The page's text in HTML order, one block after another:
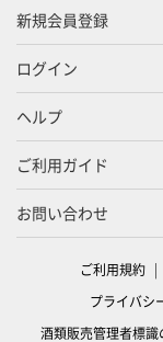
新規会員登録
ログイン
ヘルプ
ご利用ガイド
お問い合わせ
ご利用規約
プライバシ
酒類販売管理者標識